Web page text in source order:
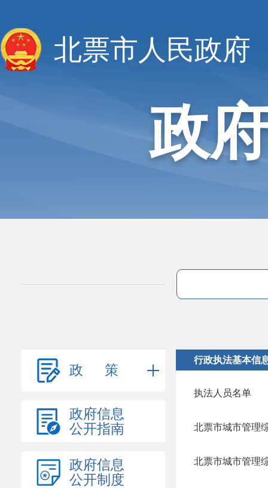
北票市人民政府
政
政 策
政府信息
公开指南
政府信息
公开制度
行政执法基本信
执法人员名单
北票市城市管理
北票市城市管理